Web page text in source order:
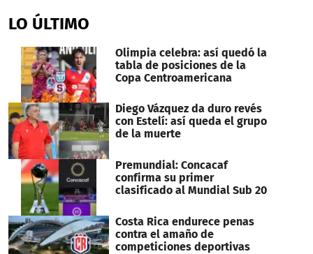
of
2
15
seconds
LO ÚLTIMO
Olimpia celebra: así quedó la
tabla de posiciones de la
Copa Centroamericana
Diego Vázquez da duro revés
con Estelí: así queda el grupo
de la muerte
Premundial: Concacaf
confirma su primer
clasificado al Mundial Sub 20
Costa Rica endurece penas
contra el amaño de
competiciones deportivas